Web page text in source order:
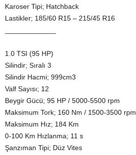
Karoser Tipi; Hatchback
Lastikler; 185/60 R15 – 215/45 R16
1.0 TSI (95 HP)
Silindir; Sıralı 3
Silindir Hacmi; 999cm3
Valf Sayısı; 12
Beygir Gücü; 95 HP / 5000-5500 rpm
Maksimum Tork; 160 Nm / 1500-3500 rpm
Maksimum Hız; 184 Km
0-100 Km Hızlanma; 11 s
Şanzıman Tipi; Düz Vites